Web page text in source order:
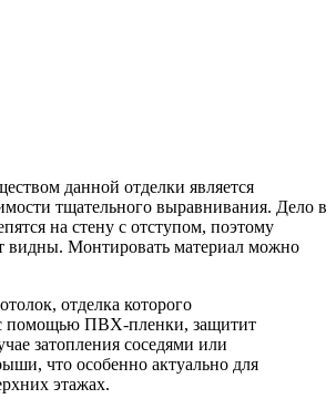
данной отделки является
тщательного выравнивания. Дело в
на стену с отступом, поэтому
видны. Монтировать материал можно
отделка которого
помощью ПВХ-пленки, защитит
затопления соседями или
что особенно актуально для
этажах.